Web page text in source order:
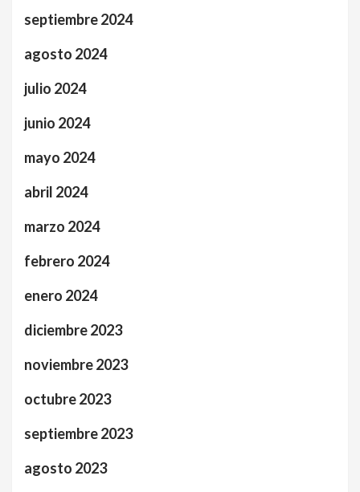
septiembre 2024
agosto 2024
julio 2024
junio 2024
mayo 2024
abril 2024
marzo 2024
febrero 2024
enero 2024
diciembre 2023
noviembre 2023
octubre 2023
septiembre 2023
agosto 2023